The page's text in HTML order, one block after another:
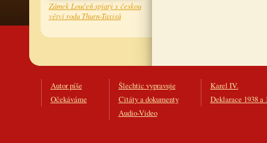
Zámek Loučeň spjatý s českou
větví rodu Thurn-Taxisů
Autor píše
Očekáváme
Šlechtic vypravuje
Citáty a dokumenty
Audio-Video
Karel IV.
Deklarace 1938 a